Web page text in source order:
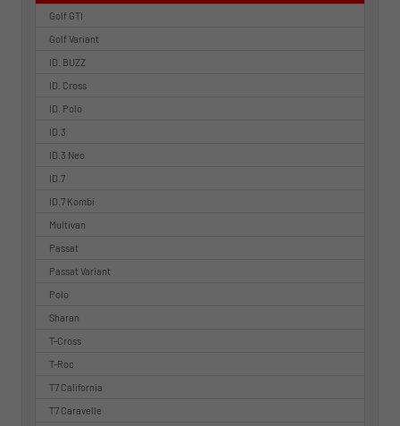
Golf GTI
Golf Variant
ID. BUZZ
ID. Cross
ID. Polo
ID.3
ID.3 Neo
ID.7
ID.7 Kombi
Multivan
Passat
Passat Variant
Polo
Sharan
T-Cross
T-Roc
T7 California
T7 Caravelle